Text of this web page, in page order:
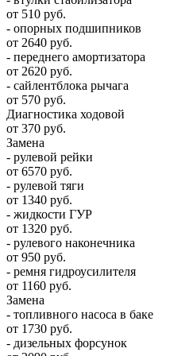
от 510 руб.
- опорных подшипников
от 2640 руб.
- переднего амортизатора
от 2620 руб.
- сайлентблока рычага
от 570 руб.
Диагностика ходовой
от 370 руб.
Замена
- рулевой рейки
от 6570 руб.
- рулевой тяги
от 1340 руб.
- жидкости ГУР
от 1320 руб.
- рулевого наконечника
от 950 руб.
- ремня гидроусилителя
от 1160 руб.
Замена
- топливного насоса в баке
от 1730 руб.
- дизельных форсунок